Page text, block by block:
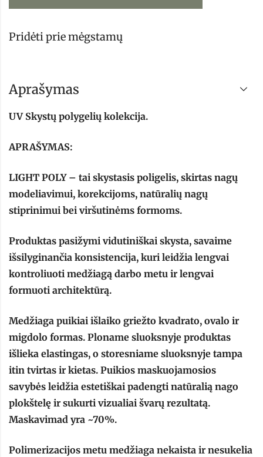
Pridėti prie mėgstamų
Aprašymas
UV Skystų polygelių kolekcija.
APRAŠYMAS:
LIGHT POLY – tai skystasis poligelis, skirtas nagų
modeliavimui, korekcijoms, natūralių nagų
stiprinimui bei viršutinėms formoms.
Produktas pasižymi vidutiniškai skysta, savaime
išsilyginančia konsistencija, kuri leidžia lengvai
kontroliuoti medžiagą darbo metu ir lengvai
formuoti architektūrą.
Medžiaga puikiai išlaiko griežto kvadrato, ovalo ir
migdolo formas. Ploname sluoksnyje produktas
išlieka elastingas, o storesniame sluoksnyje tampa
itin tvirtas ir kietas. Puikios maskuojamosios
savybės leidžia estetiškai padengti natūralią nago
plokštelę ir sukurti vizualiai švarų rezultatą.
Maskavimad yra ~70%.
Polimerizacijos metu medžiaga nekaista ir nesukelia